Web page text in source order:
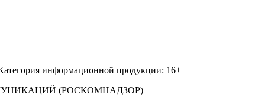
информационной продукции: 16+
(РОСКОМНАДЗОР)